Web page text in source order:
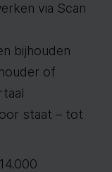
via Scan
bijhouden
of
staat – tot